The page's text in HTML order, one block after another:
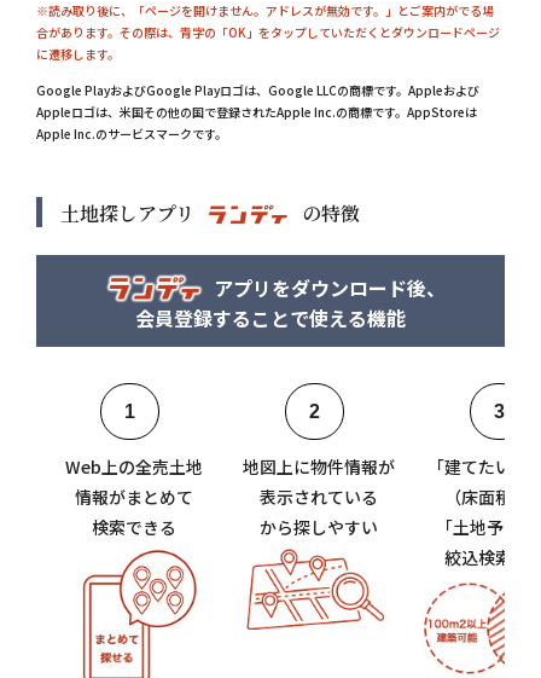
※読み取り後に、「ページを開けません。アドレスが無効です。」とご案内がでる場
合があります。その際は、青字の「OK」をタップしていただくとダウンロードページ
に遷移します。
Google PlayおよびGoogle Playロゴは、Google LLCの商標です。Appleおよび
Appleロゴは、米国その他の国で登録されたApple Inc.の商標です。AppStoreは
Apple Inc.のサービスマークです。
土地探しアプリ の特徴
アプリをダウンロード後、
会員登録することで使える機能
1
Web上の全売土地
情報がまとめて
検索できる
2
地図上に物件情報が
表示されている
から探しやすい
3
「建てたい家
（床面積）
「土地予算
絞込検索で